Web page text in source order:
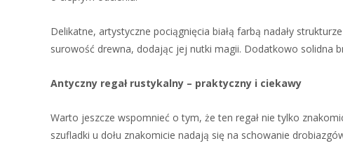
Delikatne, artystyczne pociągnięcia białą farbą nadały
surowość drewna, dodając jej nutki magii. Dodatkowo solidna
Antyczny regał rustykalny – praktyczny i ciekawy
Warto jeszcze wspomnieć o tym, że ten regał nie tylko
szufladki u dołu znakomicie nadają się na schowanie